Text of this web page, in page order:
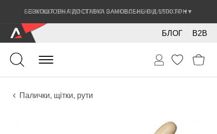
ЗНИЖКА 5% ПРИ ОПЛАТІ БАНКІВСЬКОЮ КАРТКОЮ ▼
B2B
БЛОГ
Ударні
Перкусія
Аксесуари
Палички, щітки, рути